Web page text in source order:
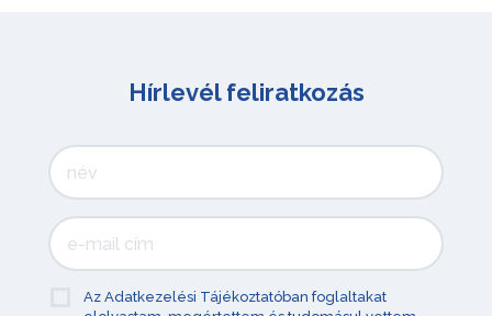
Hírlevél feliratkozás
Az Adatkezelési Tájékoztatóban foglaltakat